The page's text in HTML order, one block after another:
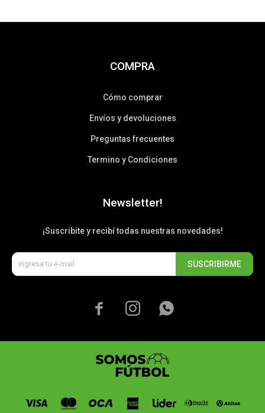
COMPRA
Cómo comprar
Envíos y devoluciones
Preguntas frecuentes
Termino y Condiciones
Newsletter!
¡Suscribite y recibí todas nuestras novedades!
SUSCRIBIRME
  